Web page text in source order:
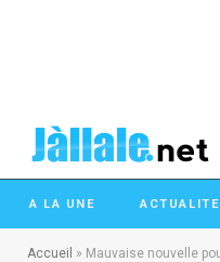
A LA UNE
Accueil » Mauvaise nouvelle pour Abdou